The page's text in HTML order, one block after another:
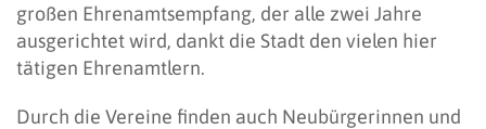
großen Ehrenamtsempfang, der alle zwei Jahre
ausgerichtet wird, dankt die Stadt den vielen hier
tätigen Ehrenamtlern.
Durch die Vereine finden auch Neubürgerinnen und